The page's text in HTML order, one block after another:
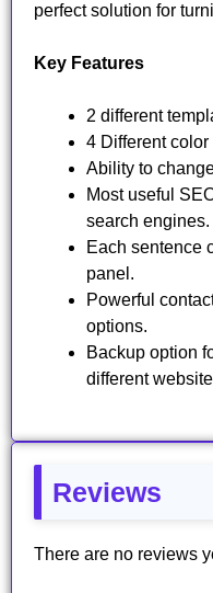
perfect solution for
Key Features
2 different
4 Different color
Ability to
Most useful
search engines.
Each sentence
panel.
Powerful
options.
Backup option
different
Reviews
There are no reviews